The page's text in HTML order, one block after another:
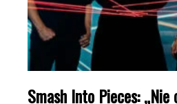
Smash Into Pieces: